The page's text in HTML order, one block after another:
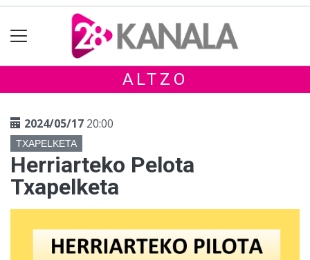
ALTZO
2024/05/17 20:00
TXAPELKETA
Herriarteko Pelota
Txapelketa